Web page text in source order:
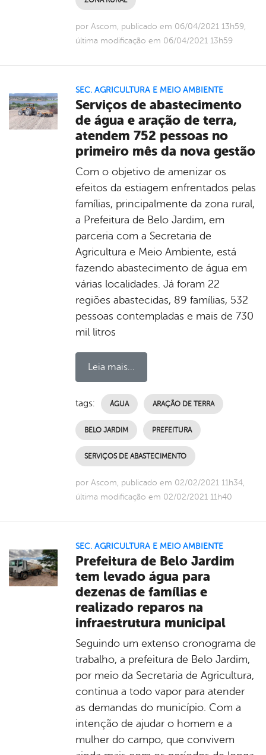
por Ascom, publicado em 06/04/2021 13h59,
última modificação em 06/04/2021 13h59
SEC. AGRICULTURA E MEIO AMBIENTE
Serviços de abastecimento
de água e aração de terra,
atendem 752 pessoas no
primeiro mês da nova gestão
Com o objetivo de amenizar os
efeitos da estiagem enfrentados pelas
famílias, principalmente da zona rural,
a Prefeitura de Belo Jardim, em
parceria com a Secretaria de
Agricultura e Meio Ambiente, está
fazendo abastecimento de água em
várias localidades. Já foram 22
regiões abastecidas, 89 famílias, 532
pessoas contempladas e mais de 730
mil litros
Leia mais...
tags: ÁGUA ARAÇÃO DE TERRA
BELO JARDIM PREFEITURA
SERVIÇOS DE ABASTECIMENTO
por Ascom, publicado em 02/02/2021 11h34,
última modificação em 02/02/2021 11h40
SEC. AGRICULTURA E MEIO AMBIENTE
Prefeitura de Belo Jardim
tem levado água para
dezenas de famílias e
realizado reparos na
infraestrutura municipal
Seguindo um extenso cronograma de
trabalho, a prefeitura de Belo Jardim,
por meio da Secretaria de Agricultura,
continua a todo vapor para atender
as demandas do município. Com a
intenção de ajudar o homem e a
mulher do campo, que convivem